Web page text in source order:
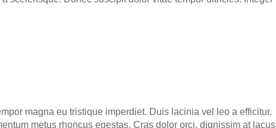
magna eu tristique imperdiet. Duis lacinia vel leo a efficitur.
metus rhoncus egestas. Cras dolor orci, dignissim at lacus